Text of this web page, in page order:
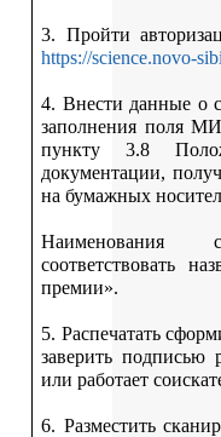
3. Пройти
https://science.novo-
4. Внести данные о
заполнения поля
пункту 3.8
документации,
на бумажных
Наименования
соответствовать
премии».
5. Распечатать
заверить подписью
или работает
6. Разместить